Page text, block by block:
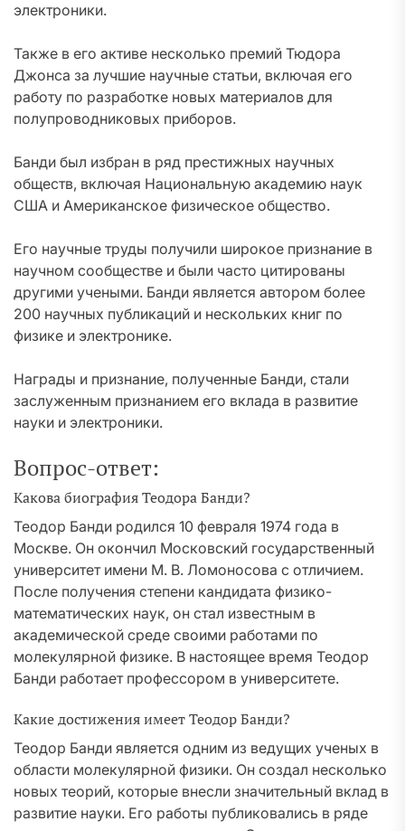
электроники.
Также в его активе несколько премий Тюдора
Джонса за лучшие научные статьи, включая его
работу по разработке новых материалов для
полупроводниковых приборов.
Банди был избран в ряд престижных научных
обществ, включая Национальную академию наук
США и Американское физическое общество.
Его научные труды получили широкое признание в
научном сообществе и были часто цитированы
другими учеными. Банди является автором более
200 научных публикаций и нескольких книг по
физике и электронике.
Награды и признание, полученные Банди, стали
заслуженным признанием его вклада в развитие
науки и электроники.
Вопрос-ответ:
Какова биография Теодора Банди?
Теодор Банди родился 10 февраля 1974 года в
Москве. Он окончил Московский государственный
университет имени М. В. Ломоносова с отличием.
После получения степени кандидата физико-
математических наук, он стал известным в
академической среде своими работами по
молекулярной физике. В настоящее время Теодор
Банди работает профессором в университете.
Какие достижения имеет Теодор Банди?
Теодор Банди является одним из ведущих ученых в
области молекулярной физики. Он создал несколько
новых теорий, которые внесли значительный вклад в
развитие науки. Его работы публиковались в ряде